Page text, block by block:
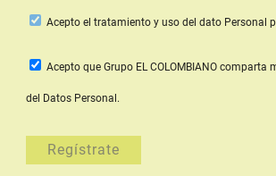
Aceptoel tratamiento y uso del dato Personal
Acepto que Grupo EL COLOMBIANO comparta
del Datos Personal.